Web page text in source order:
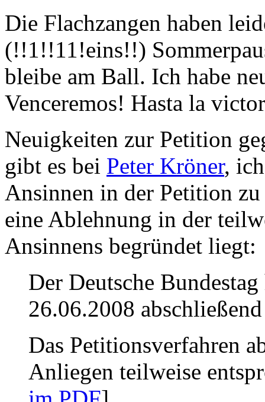
Die Flachzangen haben
(!!1!!11!eins!!)
bleibe am Ball. Ich habe
Venceremos! Hasta la
Neuigkeiten zur Petition
gibt es bei Peter Kröner,
Ansinnen in der Petition
eine Ablehnung in der
Ansinnens begründet liegt:
Der Deutsche
26.06.2008
Das Petitionsverfahren
Anliegen teilweise